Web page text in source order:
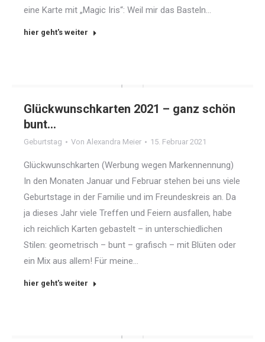
eine Karte mit „Magic Iris“: Weil mir das Basteln…
hier geht's weiter
Glückwunschkarten 2021 – ganz schön
bunt…
Geburtstag Von Alexandra Meier 15. Februar 2021
Glückwunschkarten (Werbung wegen Markennennung)
In den Monaten Januar und Februar stehen bei uns viele
Geburtstage in der Familie und im Freundeskreis an. Da
ja dieses Jahr viele Treffen und Feiern ausfallen, habe
ich reichlich Karten gebastelt – in unterschiedlichen
Stilen: geometrisch – bunt – grafisch – mit Blüten oder
ein Mix aus allem! Für meine…
hier geht's weiter